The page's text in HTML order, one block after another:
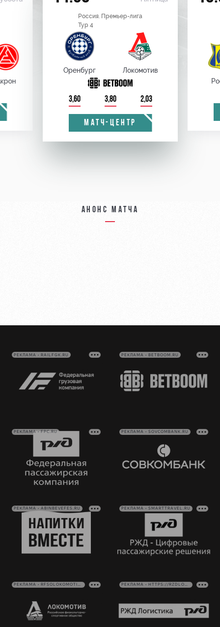
Россия. Премьер-лига
Тур 4
Оренбург Локомотив
3,60 3,80 2,03
МАТЧ-ЦЕНТР
Анонс матча
РЕКЛАМА • RAILFGK.RU РЕКЛАМА • BETBOOM.RU
РЕКЛАМА • FPC.RU РЕКЛАМА • SOVCOMBANK.RU
РЕКЛАМА • ABINBEVEFES.RU РЕКЛАМА • SMARTTRAVEL.RU
РЕКЛАМА • RFSOLOKOMOTIV.RU РЕКЛАМА • HTTPS://RZDLOG.RU/